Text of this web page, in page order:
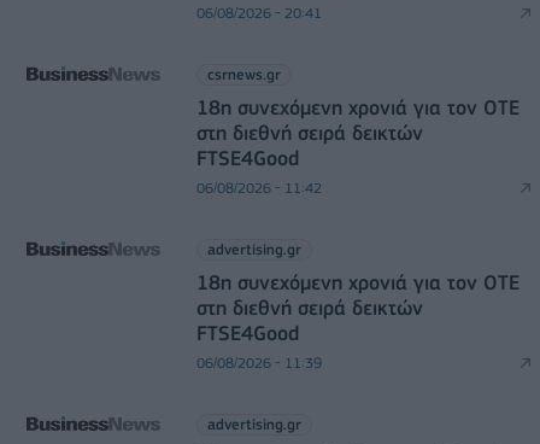
06/08/2026 - 20:41
csrnews.gr
18η συνεχόμενη χρονιά για τον ΟΤΕ
στη διεθνή σειρά δεικτών
FTSE4Good
06/08/2026 - 11:42
advertising.gr
18η συνεχόμενη χρονιά για τον ΟΤΕ
στη διεθνή σειρά δεικτών
FTSE4Good
06/08/2026 - 11:39
advertising.gr